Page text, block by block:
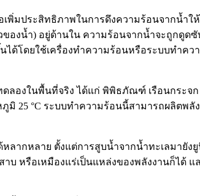
พิ่มประสิทธิภาพในการดึงความร้อนจากน้ำ
องน้ำ) อยู่ด้านใน ความร้อนจากน้ำจะถูกดูด
ดยใช้เครื่องทำความร้อนหรือระบบทำควา
ลองในพื้นที่จริง ได้แก่ พิพิธภัณฑ์ เรือนกระจ
25 °C ระบบทำความร้อนนี้สามารถผลิตพลั
ด้หลากหลาย ตั้งแต่การสูบน้ำจากน้ำทะเลม
บ หรือเหมืองแร่เป็นแหล่งของพลังงานก็ได้